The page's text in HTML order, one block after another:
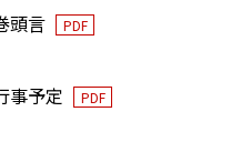
頭言 PDF
事予定 PDF